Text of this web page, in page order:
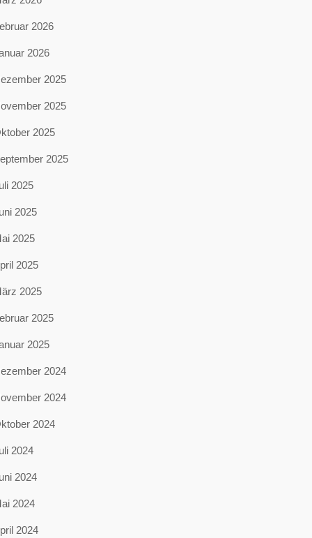
2026
2026
2025
2025
2025
2025
2025
2025
2025
2025
2025
2025
2025
2024
2024
2024
2024
2024
2024
2024